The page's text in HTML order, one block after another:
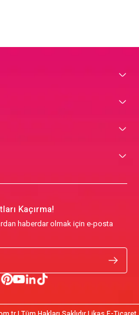
Kaçırma!
haberdar olmak için e-posta